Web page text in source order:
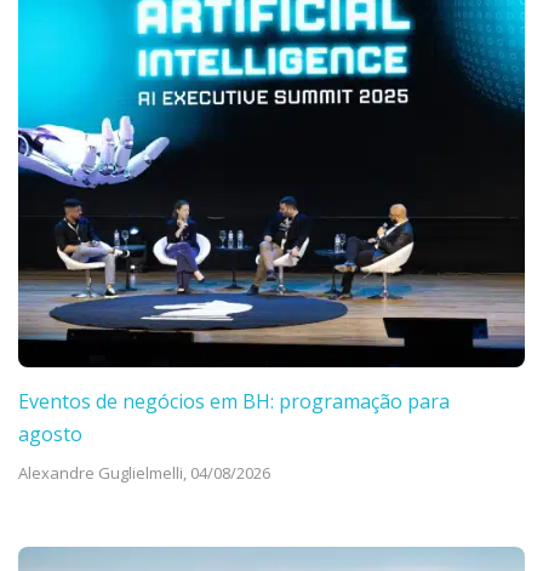
Eventos de negócios em BH: programação para
agosto
Alexandre Guglielmelli, 04/08/2026